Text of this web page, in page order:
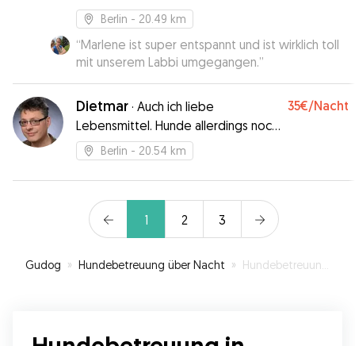
Berlin - 20.49 km
“Marlene ist super entspannt und ist wirklich toll
mit unserem Labbi umgegangen.”
Dietmar · Auch ich liebe
Lebensmittel. Hunde allerdings noch
mehr.
35€/Nacht
Berlin - 20.54 km
1 2 3
Gudog » Hundebetreuung über Nacht » Hundebetreuung in Falkensee